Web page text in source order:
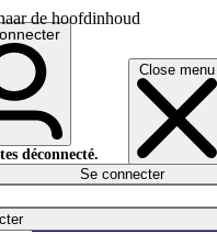
de hoofdinhoud
Close menu
déconnecté.
Se connecter